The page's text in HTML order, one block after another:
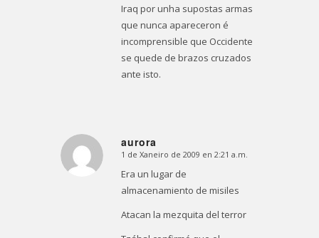
Iraq por unha supostas armas
que nunca apareceron é
incomprensible que Occidente
se quede de brazos cruzados
ante isto.
aurora
Dice:
1 de Xaneiro de 2009 en 2:21 a.m.
Era un lugar de
almacenamiento de misiles
Atacan la mezquita del terror